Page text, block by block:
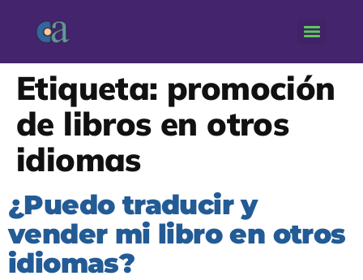
Etiqueta: promoción
de libros en otros
idiomas
¿Puedo traducir y
vender mi libro en otros
idiomas?